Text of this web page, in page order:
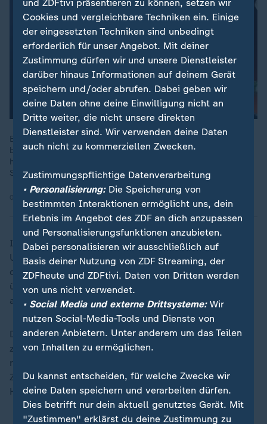
Befürworter versprechen sich mehr Spannung, Kritiker
befürchten eine Super League durch die Hintertür. Das steckt
hinter den Änderungen in der Champions League zur neuen
Saison.
Ist wirklich die Spannung gestiegen? Ein endgültiges
Urteil steht noch aus. Spätestens am letzten Spieltag,
der mit 18 Begegnungen parallel am 29. Januar 2025
über die Bühne geht, könnten sich einige Dramen
abspielen.
Die neue Vielfalt mit acht unterschiedlichen Gegnern
zumindest kommt bei allen Beteiligten richtig gut
rüber. Auch bei den deutschen Klubs ist viel
Zustimmung zu den unterschiedlichen
Herausforderungen zu vernehmen.
und ZDFtivi präsentieren zu können, setzen wir
Cookies und vergleichbare Techniken ein. Einige
der eingesetzten Techniken sind unbedingt
erforderlich für unser Angebot. Mit deiner
Zustimmung dürfen wir und unsere Dienstleister
darüber hinaus Informationen auf deinem Gerät
speichern und/oder abrufen. Dabei geben wir
deine Daten ohne deine Einwilligung nicht an
Dritte weiter, die nicht unsere direkten
Dienstleister sind. Wir verwenden deine Daten
auch nicht zu kommerziellen Zwecken.
Zustimmungspflichtige Datenverarbeitung
• Personalisierung:Die Speicherung von
bestimmten Interaktionen ermöglicht uns, dein
Erlebnis im Angebot des ZDF an dich anzupassen
und Personalisierungsfunktionen anzubieten.
Dabei personalisieren wir ausschließlich auf
Basis deiner Nutzung von ZDF Streaming, der
ZDFheute und ZDFtivi. Daten von Dritten werden
von uns nicht verwendet.
• Social Media und externe Drittsysteme:Wir
nutzen Social-Media-Tools und Dienste von
anderen Anbietern. Unter anderem um das Teilen
von Inhalten zu ermöglichen.
Du kannst entscheiden, für welche Zwecke wir
deine Daten speichern und verarbeiten dürfen.
Dies betrifft nur dein aktuell genutztes Gerät. Mit
"Zustimmen" erklärst du deine Zustimmung zu